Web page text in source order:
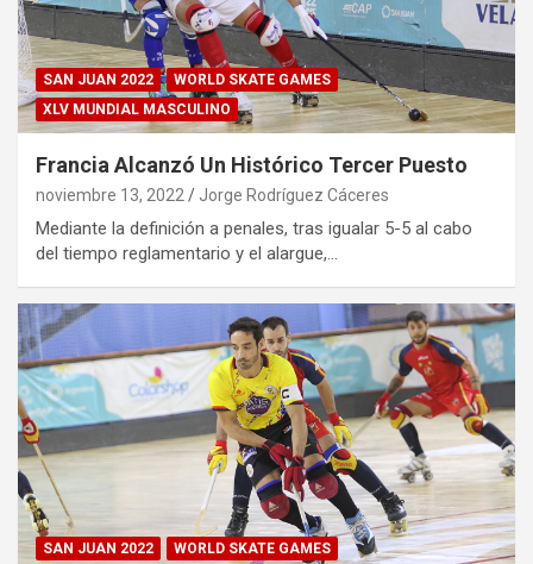
SAN JUAN 2022
WORLD SKATE GAMES
XLV MUNDIAL MASCULINO
Francia Alcanzó Un Histórico Tercer Puesto
noviembre 13, 2022 Jorge Rodríguez Cáceres
Mediante la definición a penales, tras igualar 5-5 al cabo
del tiempo reglamentario y el alargue,…
SAN JUAN 2022
WORLD SKATE GAMES